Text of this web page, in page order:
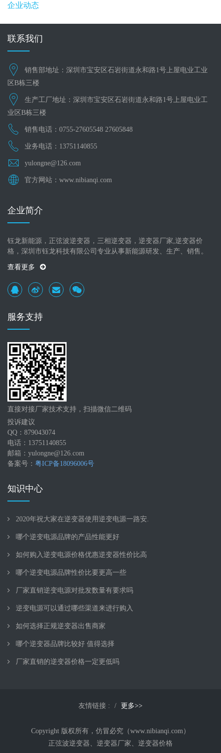
企业动态
联系我们
销售部地址：深圳市宝安区石岩街道永和路1号上屋电业工业
区B栋三楼
生产工厂地址：深圳市宝安区石岩街道永和路1号上屋电业工
业区B栋三楼
销售电话：0755-27605548 27605848
业务电话：13751140855
yulongne@126.com
官方网站：www.nibianqi.com
企业简介
钰龙新能源，正弦波逆变器，三相逆变器，逆变器厂家,逆变器价
格，深圳市钰龙科技有限公司专业从事新能源研发、生产、销售。
查看更多
服务支持
直接对接厂家技术支持，扫描微信二维码
投诉建议
QQ：879043074
电话：13751140855
邮箱：yulongne@126.com
备案号： 粤ICP备18096006号
知识中心
2020年祝大家在逆变器使用逆变电源一路安.
哪个逆变电源品牌的产品性能更好
如何购入逆变电源价格优惠逆变器性价比高
哪个逆变电源品牌性价比要更高一些
厂家直销逆变电源对批发数量有要求吗
逆变电源可以通过哪些渠道来进行购入
如何选择正规逆变器出售商家
哪个逆变器品牌比较好 值得选择
厂家直销的逆变器价格一定更低吗
友情链接 : 更多>>
Copyright 版权所有，仿冒必究（www.nibianqi.com）
正弦波逆变器、逆变器厂家、逆变器价格